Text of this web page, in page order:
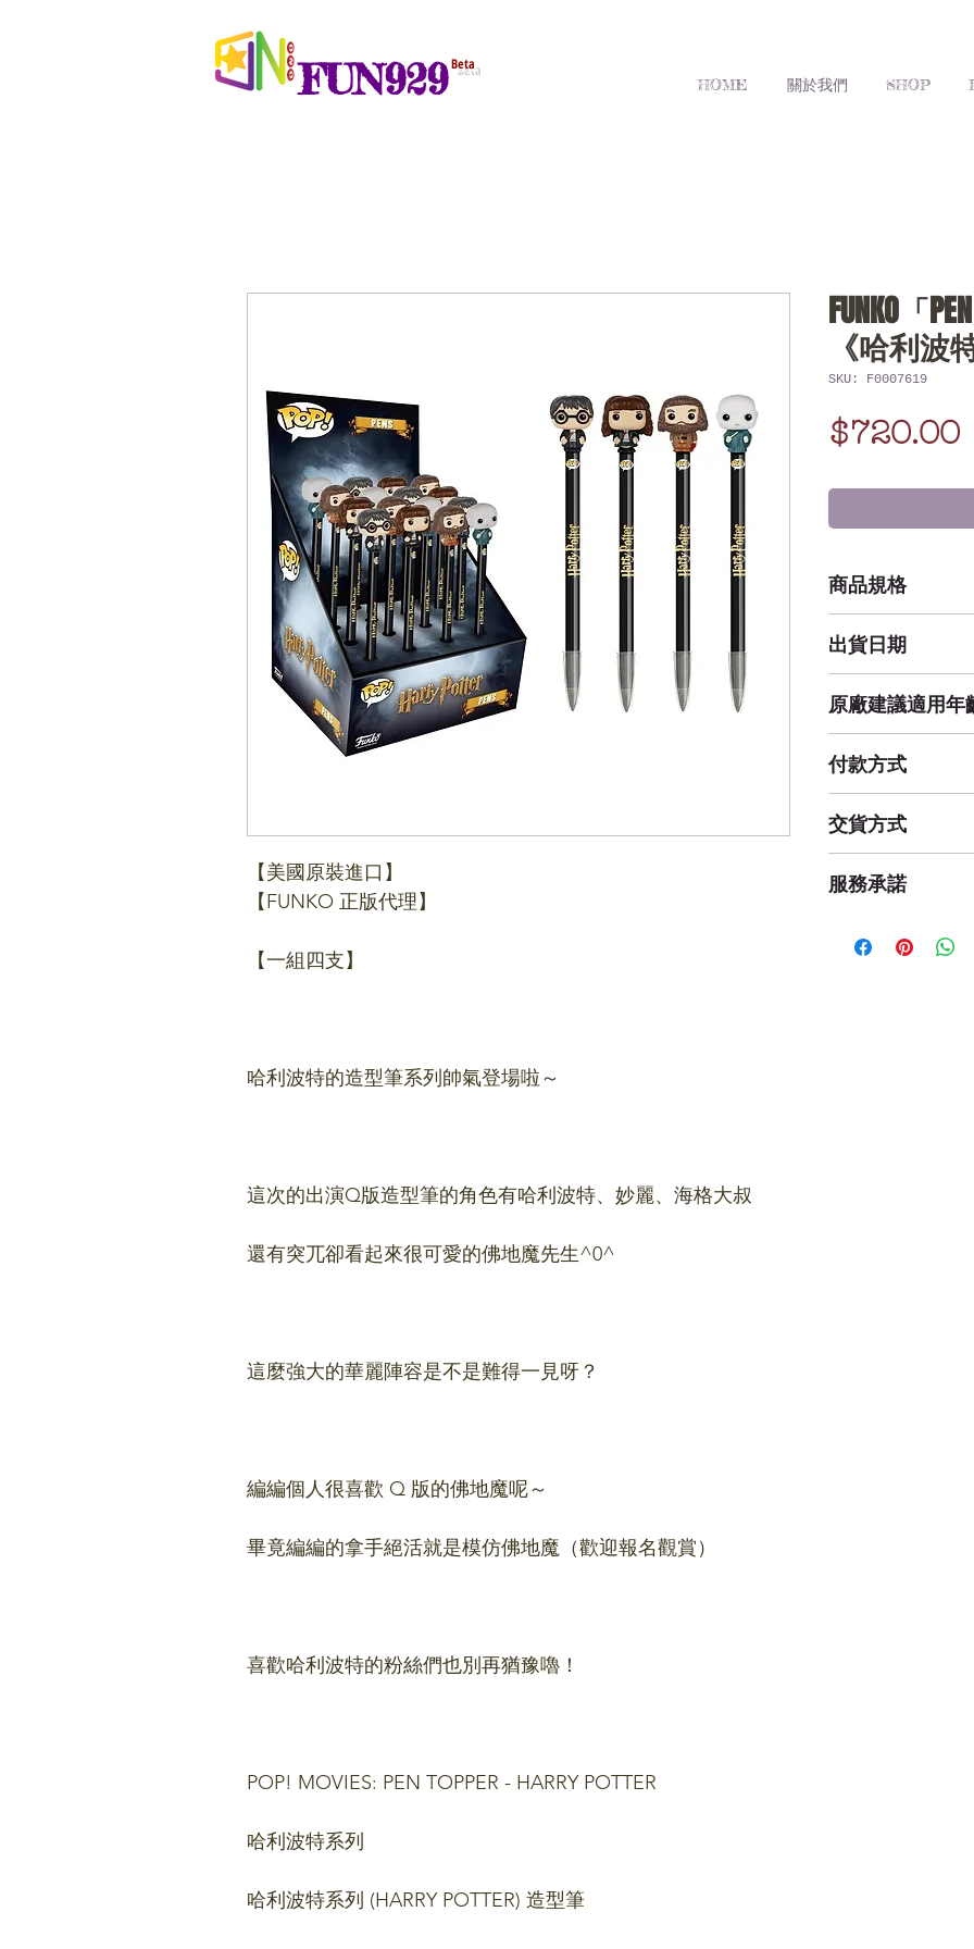
Beta
FUN929 HOME 關於我們 SHOP
【美國原裝進口】
【FUNKO 正版代理】
【一組四支】
哈利波特的造型筆系列帥氣登場啦～
這次的出演Q版造型筆的角色有哈利波特、妙麗、海格大叔
還有突兀卻看起來很可愛的佛地魔先生^0^
這麼強大的華麗陣容是不是難得一見呀？
編編個人很喜歡 Q 版的佛地魔呢～
畢竟編編的拿手絕活就是模仿佛地魔（歡迎報名觀賞）
喜歡哈利波特的粉絲們也別再猶豫嚕！
POP! MOVIES: PEN TOPPER - HARRY POTTER
哈利波特系列
哈利波特系列 (HARRY POTTER) 造型筆
FUNKO「
《哈利波
SKU: F0007619
$720.00
商品規格
出貨日期
原廠建議適用年
付款方式
交貨方式
(購物滿1000元免運
服務承諾
餐具類相關品